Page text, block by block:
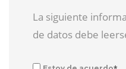
La siguiente
de datos debe